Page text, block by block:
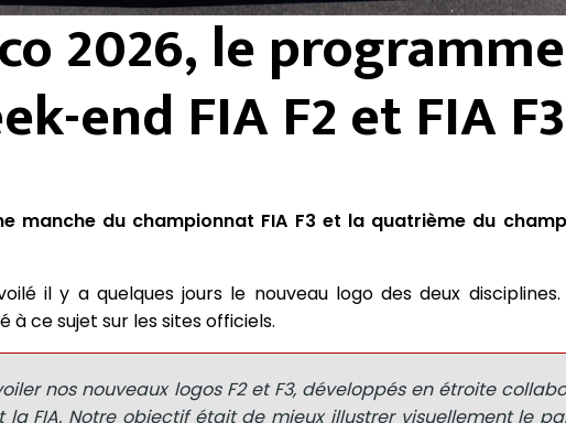
2026, le programme
end FIA F2 et FIA F3
manche du championnat FIA F3 et la quatrième du
il y a quelques jours le nouveau logo des deux disciplines.
ce sujet sur les sites officiels.
nos nouveaux logos F2 et F3, développés en étroite
la FIA. Notre objectif était de mieux illustrer visuellement le